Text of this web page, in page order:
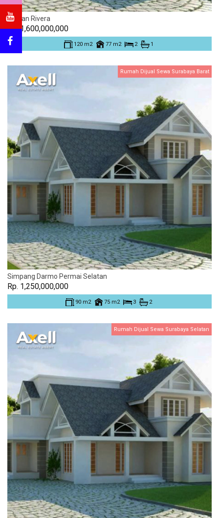
Taman Rivera
Rp. 1,600,000,000
120 m2 77 m2 2 1
Rumah Dijual Sewa Surabaya Barat
Simpang Darmo Permai Selatan
Rp. 1,250,000,000
90 m2 75 m2 3 2
Rumah Dijual Sewa Surabaya Selatan